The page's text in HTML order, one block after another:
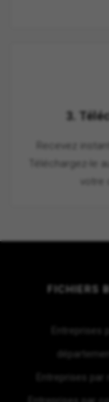
3.
Recevez
Téléchargez-le
FICHIERS
Entreprises
département
Entreprises par